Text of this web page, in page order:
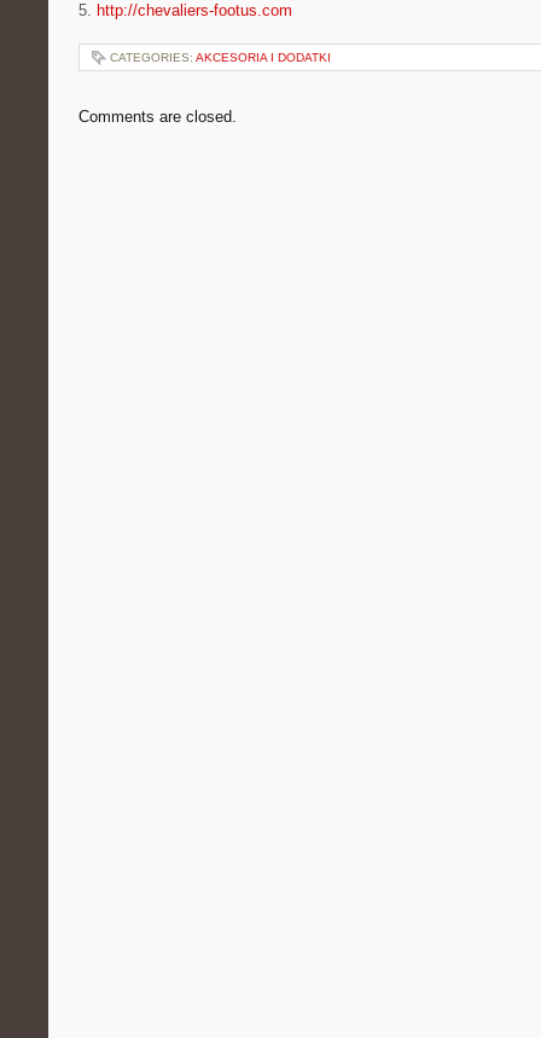
5. http://chevaliers-footus.com
CATEGORIES: AKCESORIA I DODATKI
Comments are closed.